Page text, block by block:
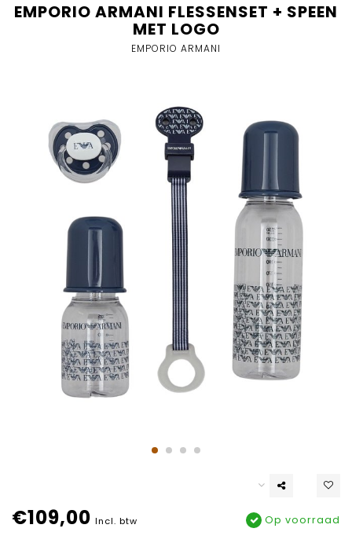
EMPORIO ARMANI FLESSENSET + SPEEN
MET LOGO
EMPORIO ARMANI
€109,00 Incl. btw Op voorraad